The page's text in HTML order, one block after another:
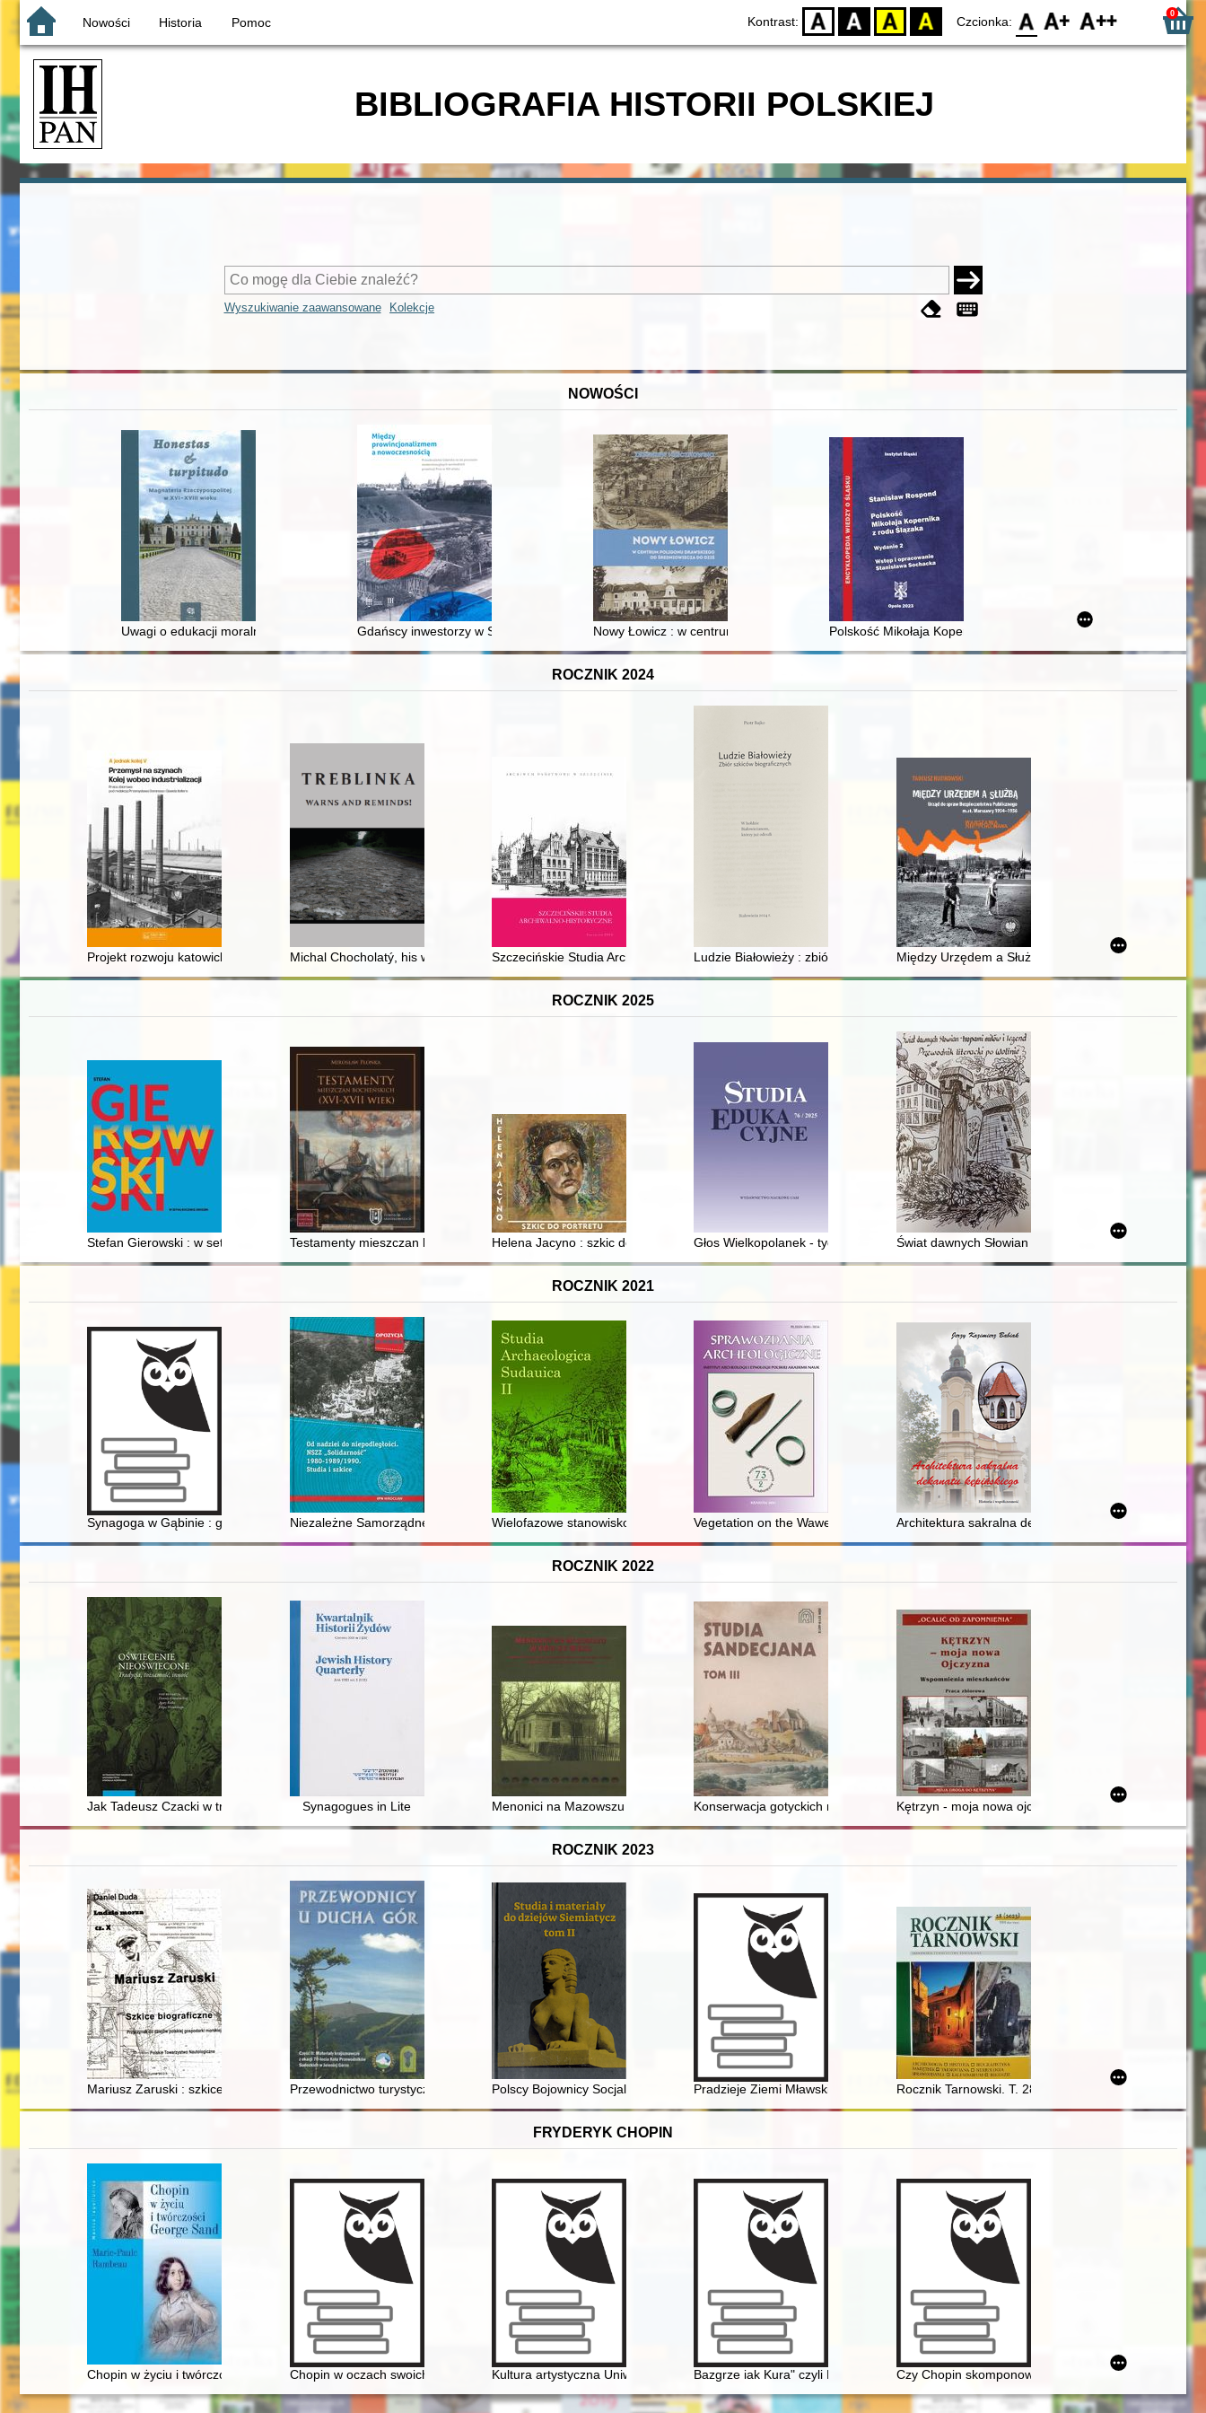
Nowości Historia Pomoc Kontrast: D BW YB BY Czcionka: F0 F1 F2 0
BIBLIOGRAFIA HISTORII POLSKIEJ
Wyszukiwanie zaawansowane Kolekcje
NOWOŚCI
Uwagi o edukacji moralnej synów szlacheckich w XVI-wiecznej RzeczypospolitejGdańscy inwestorzy w Sopocie : prestiż finansowy i towarzyski lokalnego mieszczaństwa w 2. poł. XIX w
Nowy Łowicz : w centrum poligonu drawskiego od średniowiecza do dziś
Polskość Mikołaja Kopernika z rodu Ślązaka
ROCZNIK 2024
Projekt rozwoju katowickiego (śląskiego) węzła kolejowego z 1949 rokuMichal Chocholatý, his work in disseminating the knowledge about the Treblinka II extermination camp
Szczecińskie Studia Archiwalno-Historyczne. T. 7: 2023Ludzie Białowieży : zbiór szkiców biograficznychMiędzy Urzędem a Służbą : Urząd do spraw
ROCZNIK 2025
Stefan Gierowski : w setną rocznicę urodzinTestamenty mieszczan bocheńskich : (XVI - XVII wiek)
Helena Jacyno : szkic do portretu Głos Wielkopolanek - tygodnik społeczno-narodowy dla kobiet wszystkich stanów"
Świat dawnych Słowian - tropami mitów i legend :
ROCZNIK 2021
Synagoga w Gąbinie : geneza projektu rekonstrukcji = The synagogue in Gombin : origins of the reconstruction project
Niezależne Samorządne Związki Zawodowe "Solidarność" w zakładach branży cementowo-wapienniczo-gipsowej w latach 1980-1989/1990
Wielofazowe stanowisko w Niedrzwicy pow. Gołdap : wybrane aspekty kulturowe
Vegetation on the Wawel Hill, Cracow (Poland) in the early Middle Ages based on the
Architektura sakralna dekanatu kępińskiego : historia i
ROCZNIK 2022
Jak Tadeusz Czacki w trosce o demokrację walczył z Konstytucją 3 maja
Synagogues in Lite Menonici na Mazowszu w XVIII-XX wieku = Mennonites in the region of Mazovia between the 18th and 20th centuries =
Konserwacja gotyckich malowideł ściennych w bazylice św. Małgorzaty w Nowym Sączu
Kętrzyn - moja nowa ojczyzna : wspomnienia
ROCZNIK 2023
Mariusz Zaruski : szkice biograficzne : (przyczynek do dziejów polskiej gospodarki morskiej). Cz. 10
Przewodnictwo turystyczne w śląskich Sudetach w XIX wPolscy Bojownicy Socjalizmu i Młode Orły : młodzieżowe organizacje niepodległościowe i antykomunistyczne w
Pradzieje Ziemi Mławskiej : Ziemia Mławska dwa tysiące lat temu : badania i odkrycia
Rocznik Tarnowski. T. 28 (2023)
FRYDERYK CHOPIN
Chopin w życiu i twórczości George SandChopin w oczach swoich uczniów Kultura artystyczna Uniwersytetu Warszawskiego. Ars et educatioBazgrze iak Kura" czyli Fryderyk Chopin i powstańcy listopadowi w karykaturach Józefa
Czy Chopin skomponował etiudę rewolucyjną?